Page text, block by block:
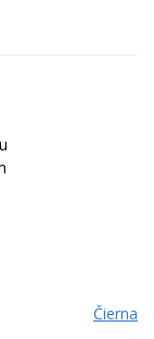
Čierna